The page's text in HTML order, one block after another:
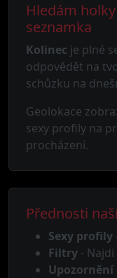
Hledám
seznamka
Kolinec je plné
odpovědět na
schůzku na
Geolokace
sexy profily na
procházení.
Přednosti
Sexy profily
Filtry -
Upozornění